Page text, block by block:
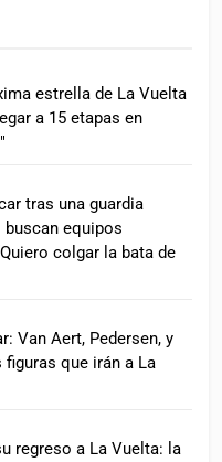
estrella de La Vuelta
a 15 etapas en
tras una guardia
buscan equipos
colgar la bata de
Van Aert, Pedersen, y
figuras que irán a La
regreso a La Vuelta: la